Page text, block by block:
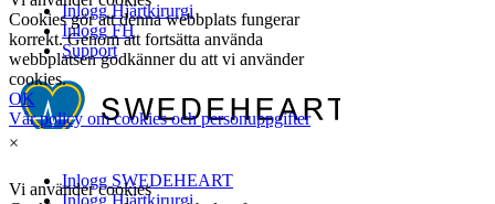
×